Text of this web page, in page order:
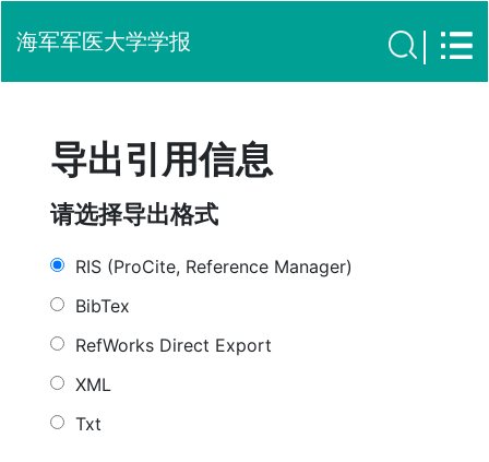
海军军医大学学报
导出引用信息
请选择导出格式
RIS (ProCite, Reference Manager)
BibTex
RefWorks Direct Export
XML
Txt